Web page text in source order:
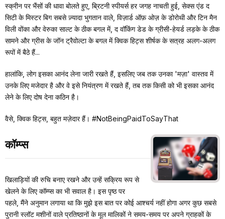
स्क्रीन पर भैंसों की धावा बोलते हुए, ब्रिटनी स्पीयर्स हर जगह नाचती हुई, सेक्स एंड द
सिटी के मिस्टर बिग सबसे ज़्यादा भुगतान वाले, विज़ार्ड ऑफ़ ओज़ के डोरोथी और टिन मैन
विली वोंका और वेरुका साल्ट के ठीक बगल में, द वॉकिंग डेड के ग्रीसी-हेयर्ड लड़के के ठीक
सामने और ग्रीस के जॉन ट्रैवोल्टा के बगल में क्विक हिट्स शीर्षक के सत्रह अलग-अलग
रूपों में बैठे हैं...
हालांकि, लोग इसका आनंद लेना जारी रखते हैं, इसलिए जब तक उनका 'मज़ा' वास्तव में
उनके लिए मजेदार है और वे इसे नियंत्रण में रखते हैं, तब तक किसी को भी इसका आनंद
लेने के लिए दोष देना कठिन है।
वैसे, क्विक हिट्स, बहुत मज़ेदार हैं। #NotBeingPaidToSayThat
कॉम्प्स
खिलाड़ियों की रुचि बनाए रखने और उन्हें सक्रिय रूप से
खेलने के लिए कॉम्प्स का भी सवाल है। इस पृष्ठ पर
पहले, मैंने अनुमान लगाया था कि मुझे इस बात पर कोई आश्चर्य नहीं होगा अगर कुछ सबसे
पुरानी स्लॉट मशीनों वाले प्रतिष्ठानों के मूल मालिकों ने समय-समय पर अपने ग्राहकों के